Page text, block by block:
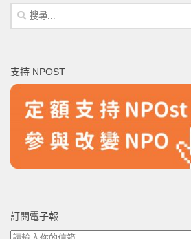
搜
尋
字:
支持 NPOST
訂閱電子報